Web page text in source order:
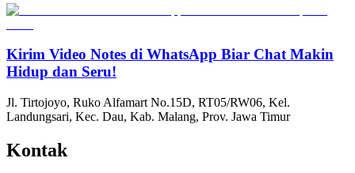
Kirim Video Notes di WhatsApp Biar Chat Makin
Hidup dan Seru!
Jl. Tirtojoyo, Ruko Alfamart No.15D, RT05/RW06, Kel.
Landungsari, Kec. Dau, Kab. Malang, Prov. Jawa Timur
Kontak